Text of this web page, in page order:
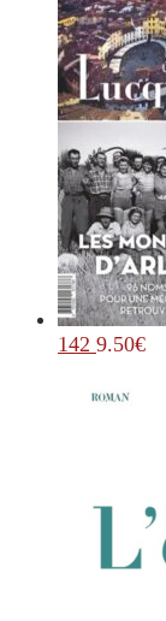
142 9.50€